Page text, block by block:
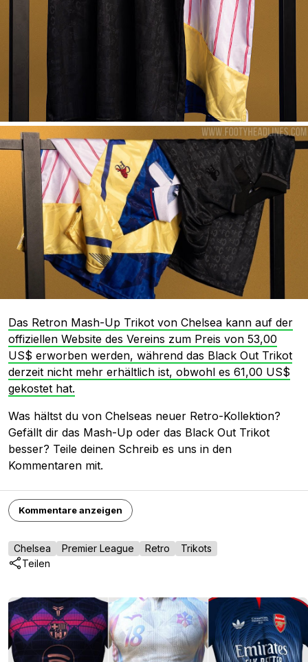
Das Retron Mash-Up Trikot von Chelsea kann auf der
offiziellen Website des Vereins zum Preis von 53,00
US$ erworben werden, während das Black Out Trikot
derzeit nicht mehr erhältlich ist, obwohl es 61,00 US$
gekostet hat.
Was hältst du von Chelseas neuer Retro-Kollektion?
Gefällt dir das Mash-Up oder das Black Out Trikot
besser? Teile deinen Schreib es uns in den
Kommentaren mit.
Kommentare anzeigen
Chelsea Premier League Retro
Trikots
Teilen